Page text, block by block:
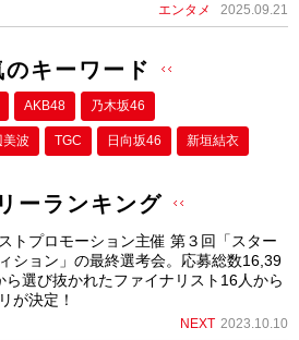
エンタメ 2025.09.21
のキーワード
AKB48 乃木坂46
美波 TGC 日向坂46 新垣結衣
ーランキング
トプロモーション主催 第３回「スター
ション」の最終選考会。応募総数16,39
ら選び抜かれたファイナリスト16人から
が決定！
NEXT 2023.10.10